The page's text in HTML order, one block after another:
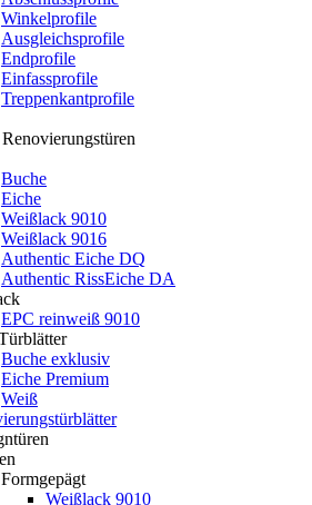
Winkelprofile
Ausgleichsprofile
Endprofile
Einfassprofile
Treppenkantprofile
Buche
Eiche
Weißlack 9010
Weißlack 9016
Authentic Eiche DQ
Authentic RissEiche DA
EPC reinweiß 9010
Buche exklusiv
Eiche Premium
Weiß
Formgepägt
Weißlack 9010